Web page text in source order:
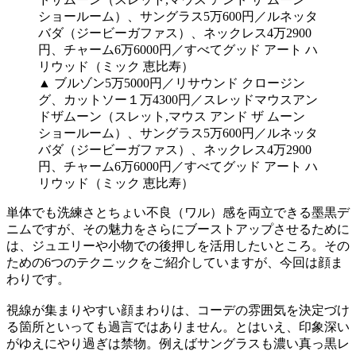
▲ ブルゾン5万5000円／リサウンド クロージン
グ、カットソー１万4300円／スレッドマウスアン
ドザムーン（スレット,マウス アンド ザ ムーン
ショールーム）、サングラス5万600円／ルネッタ
バダ（ジービーガファス）、ネックレス4万2900
円、チャーム6万6000円／すべてグッド アート ハ
リウッド（ミック 恵比寿）
単体でも洗練さとちょい不良（ワル）感を両立できる墨黒デ
ニムですが、その魅力をさらにブーストアップさせるために
は、ジュエリーや小物での後押しを活用したいところ。その
ための6つのテクニックをご紹介していますが、今回は顔ま
わりです。
視線が集まりやすい顔まわりは、コーデの雰囲気を決定づけ
る箇所といっても過言ではありません。とはいえ、印象深い
がゆえにやり過ぎは禁物。例えばサングラスも濃い真っ黒レ